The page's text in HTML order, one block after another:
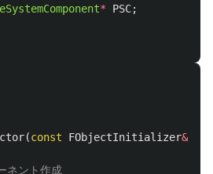
* PSC;
(const FObjectInitializer&
ネント作成